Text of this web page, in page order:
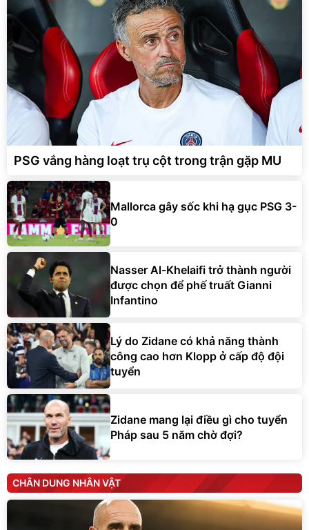
PSG vắng hàng loạt trụ cột trong trận gặp MU
Mallorca gây sốc khi hạ gục PSG 3-
0
Nasser Al-Khelaifi trở thành người
được chọn để phế truất Gianni
Infantino
Lý do Zidane có khả năng thành
công cao hơn Klopp ở cấp độ đội
tuyển
Zidane mang lại điều gì cho tuyển
Pháp sau 5 năm chờ đợi?
CHÂN DUNG NHÂN VẬT